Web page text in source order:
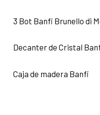
3 Bot Banfi Brunello di
Decanter de Cristal
Caja de madera Banfi